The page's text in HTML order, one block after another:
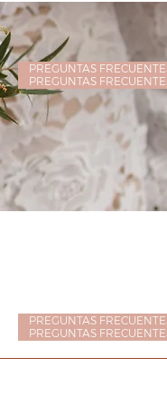
PREGUNTAS
PREGUNTAS
PREGUNTAS
PREGUNTAS